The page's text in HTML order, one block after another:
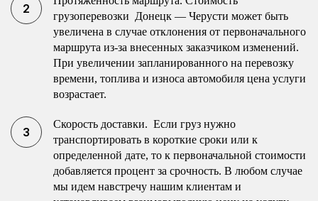
грузоперевозки Донецк — Черусти может быть
увеличена в случае отклонения от первоначального
маршрута из-за внесенных заказчиком изменений.
При увеличении запланированного на перевозку
времени, топлива и износа автомобиля цена услуги
возрастает.
Скорость доставки. Если груз нужно
транспортировать в короткие сроки или к
определенной дате, то к первоначальной стоимости
добавляется процент за срочность. В любом случае
мы идем навстречу нашим клиентам и